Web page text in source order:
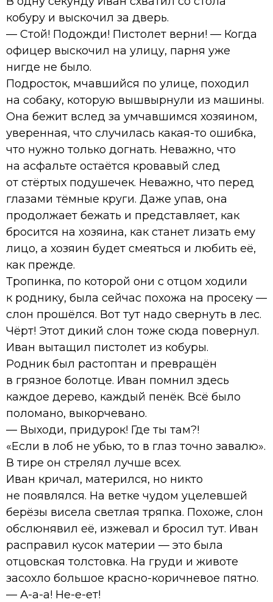
кобуру и выскочил за дверь.
— Стой! Подожди! Пистолет верни! — Когда
офицер выскочил на улицу, парня уже
нигде не было.
Подросток, мчавшийся по улице, походил
на собаку, которую вышвырнули из машины.
Она бежит вслед за умчавшимся хозяином,
уверенная, что случилась какая-то ошибка,
что нужно только догнать. Неважно, что
на асфальте остаётся кровавый след
от стёртых подушечек. Неважно, что перед
глазами тёмные круги. Даже упав, она
продолжает бежать и представляет, как
бросится на хозяина, как станет лизать ему
лицо, а хозяин будет смеяться и любить её,
как прежде.
Тропинка, по которой они с отцом ходили
к роднику, была сейчас похожа на просеку —
слон прошёлся. Вот тут надо свернуть в лес.
Чёрт! Этот дикий слон тоже сюда повернул.
Иван вытащил пистолет из кобуры.
Родник был растоптан и превращён
в грязное болотце. Иван помнил здесь
каждое дерево, каждый пенёк. Всё было
поломано, выкорчевано.
— Выходи, придурок! Где ты там?!
«Если в лоб не убью, то в глаз точно завалю».
В тире он стрелял лучше всех.
Иван кричал, матерился, но никто
не появлялся. На ветке чудом уцелевшей
берёзы висела светлая тряпка. Похоже, слон
обслюнявил её, изжевал и бросил тут. Иван
расправил кусок материи — это была
отцовская толстовка. На груди и животе
засохло большое красно-коричневое пятно.
— А-а-а! Не-е-ет!